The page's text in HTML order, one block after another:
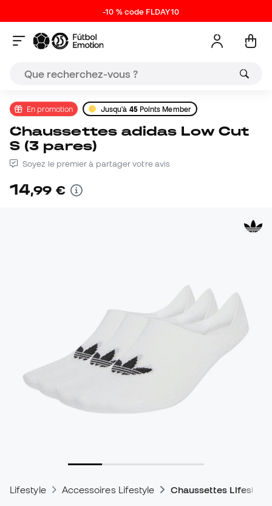
-10 % code FLDAY10
En promotion Jusqu'à 45Points Member
Chaussettes adidas Low Cut
S (3 pares)
Soyez le premier à partager votre avis
14,99 €
Lifestyle Accessoires Lifestyle Chaussettes Lifestyle